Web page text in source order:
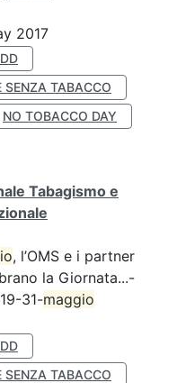
2017
SENZA TABACCO
NO TOBACCO DAY
Tabagismo e
, l’OMS e i partner
la Giornata...-
31-maggio
SENZA TABACCO